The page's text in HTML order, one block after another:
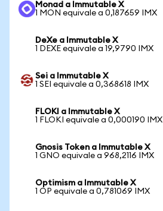
Monad a Immutable X
1 MON equivale a 0,187659 IMX
DeXe a Immutable X
1 DEXE equivale a 19,9790 IMX
Sei a Immutable X
1 SEI equivale a 0,368618 IMX
FLOKI a Immutable X
1 FLOKI equivale a 0,000190 IMX
Gnosis Token a Immutable X
1 GNO equivale a 968,2116 IMX
Optimism a Immutable X
1 OP equivale a 0,781069 IMX